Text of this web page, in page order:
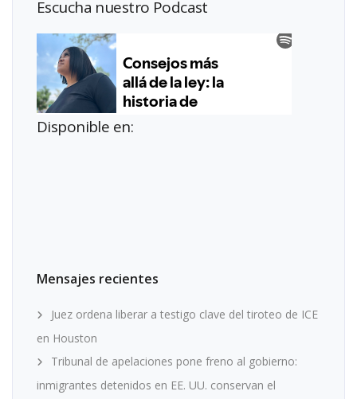
Escucha nuestro Podcast
Disponible en:
Mensajes recientes
Juez ordena liberar a testigo clave del tiroteo de ICE
en Houston
Tribunal de apelaciones pone freno al gobierno:
inmigrantes detenidos en EE. UU. conservan el